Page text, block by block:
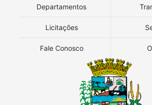
Departamentos
Licitações
Fale Conosco